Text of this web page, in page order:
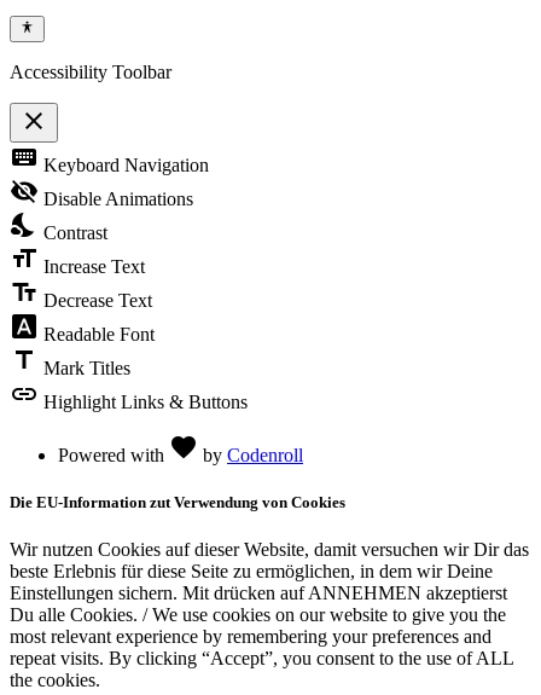
Accessibility Toolbar
close
Toggle
the
visibility
of
Accessibility
Toolbar
keyboard Keyboard Navigation
visibility_off Disable Animations
nights_stay Contrast
format_size Increase Text
text_fields Decrease Text
font_download Readable Font
title Mark Titles
link Highlight Links & Buttons
Powered with favorite by Codenroll
Die EU-Information zut Verwendung von Cookies
Wir nutzen Cookies auf dieser Website, damit versuchen wir Dir das
beste Erlebnis für diese Seite zu ermöglichen, in dem wir Deine
Einstellungen sichern. Mit drücken auf ANNEHMEN akzeptierst
Du alle Cookies. / We use cookies on our website to give you the
most relevant experience by remembering your preferences and
repeat visits. By clicking “Accept”, you consent to the use of ALL
the cookies.